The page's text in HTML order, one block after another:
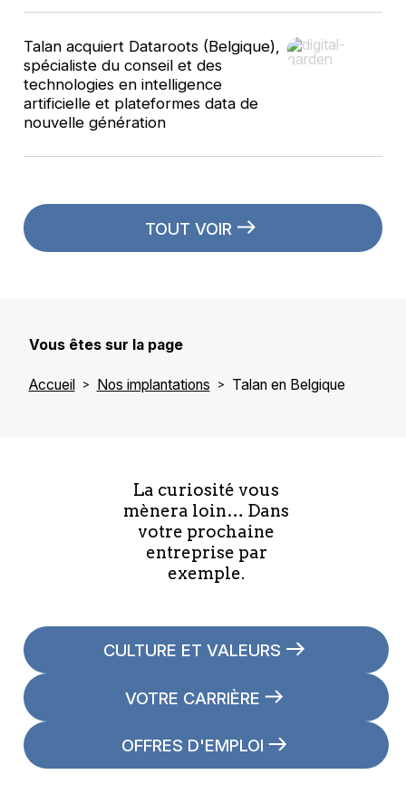
Talan acquiert Dataroots (Belgique),
spécialiste du conseil et des
technologies en intelligence
artificielle et plateformes data de
nouvelle génération
TOUT VOIR
Vous êtes sur la page
Accueil Nos implantations Talan en Belgique
La curiosité vous
mènera loin… Dans
votre prochaine
entreprise par
exemple.
CULTURE ET VALEURS
VOTRE CARRIÈRE
OFFRES D'EMPLOI